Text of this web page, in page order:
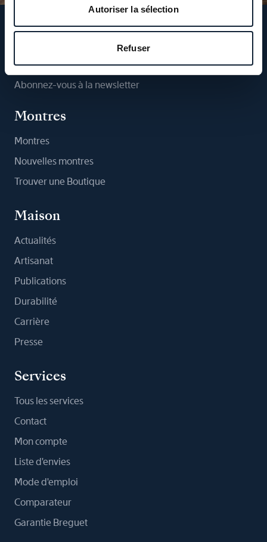
Autoriser la sélection
Refuser
Suivez-nous
Abonnez-vous à la newsletter
Montres
Montres
Nouvelles montres
Trouver une Boutique
Maison
Actualités
Artisanat
Publications
Durabilité
Carrière
Presse
Services
Tous les services
Contact
Mon compte
Liste d'envies
Mode d'emploi
Comparateur
Garantie Breguet